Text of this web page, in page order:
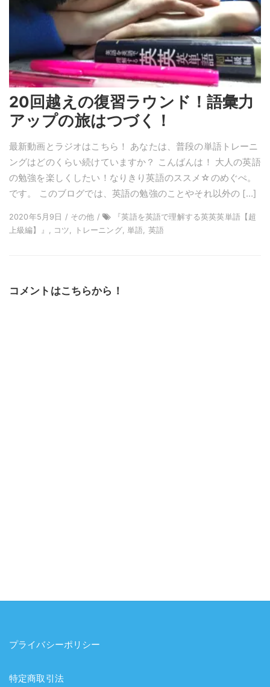
20回越えの復習ラウンド！語彙力
アップの旅はつづく！
最新動画とラジオはこちら！ あなたは、普段の単語トレーニ
ングはどのくらい続けていますか？ こんばんは！ 大人の英語
の勉強を楽しくしたい！なりきり英語のススメ☆のめぐぺ。
です。 このブログでは、英語の勉強のことやそれ以外の […]
2020年5月9日 / その他 /
『英語を英語で理解する英英英単語【超
上級編】』, コツ, トレーニング, 単語, 英語
コメントはこちらから！
プライバシーポリシー
特定商取引法